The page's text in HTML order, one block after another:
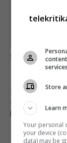
загрузка...
Попередня
? УЖЕ ЗАВТРА
ВІН, ВОНА»
Store
Learn
Your personal
your device
data) may be